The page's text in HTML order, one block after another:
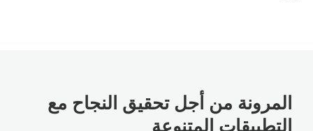
المرونة من أجل تحقيق النجاح مع
التطبيقات المتنوعة